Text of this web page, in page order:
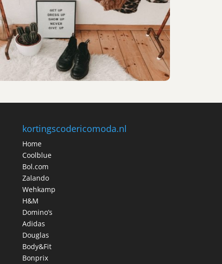
kortingscodericomoda.nl
Home
Coolblue
Bol.com
Zalando
Wehkamp
H&M
Domino’s
Adidas
Douglas
Body&Fit
Bonprix